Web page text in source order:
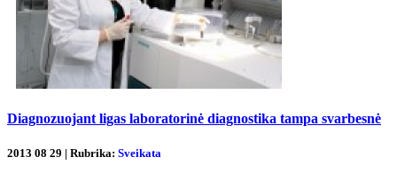
Diagnozuojant ligas laboratorinė diagnostika tampa svarbesnė
2013 08 29 | Rubrika: Sveikata